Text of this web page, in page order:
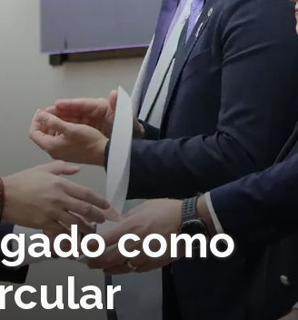
como